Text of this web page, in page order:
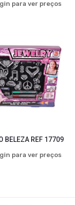
para ver preços
BELEZA REF 17709
para ver preços